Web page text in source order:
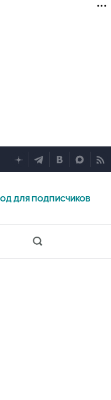
ДЛЯ ПОДПИСЧИКОВ